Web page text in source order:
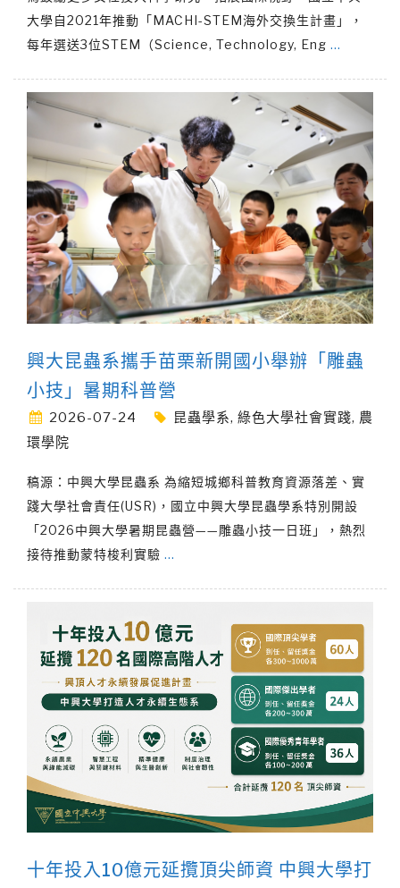
大學自2021年推動「MACHI-STEM海外交換生計畫」，
每年選送3位STEM（Science, Technology, Eng …
興大昆蟲系攜手苗栗新開國小舉辦「雕蟲
小技」暑期科普營
2026-07-24 昆蟲學系, 綠色大學社會實踐, 農
環學院
稿源：中興大學昆蟲系 為縮短城鄉科普教育資源落差、實
踐大學社會責任(USR)，國立中興大學昆蟲學系特別開設
「2026中興大學暑期昆蟲營——雕蟲小技一日班」，熱烈
接待推動蒙特梭利實驗 …
十年投入10億元延攬頂尖師資 中興大學打